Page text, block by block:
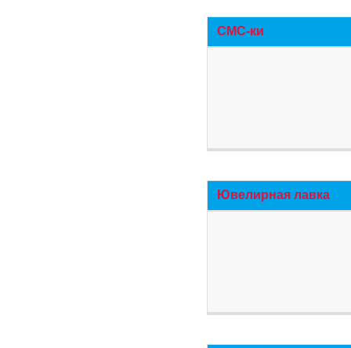
СМС-ки
Ювелирная лавка